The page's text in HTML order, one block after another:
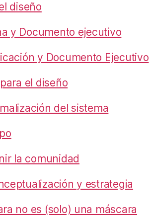
diseño
y Documento ejecutivo
y Documento Ejecutivo
el diseño
del sistema
la comunidad
y estrategia
no es (solo) una máscara